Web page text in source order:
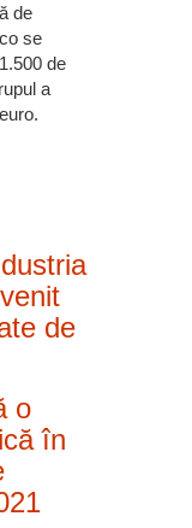
de
se
de
a
de
o
în